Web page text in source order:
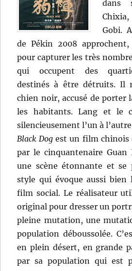
dans
Chixia,
Gobi.
de Pékin 2008
pour capturer les très
qui occupent des
destinés à être détruits. Il
chien noir, accusé de porter
les habitants. Lang et le
silencieusement l’un à
Black Dog est un film chinois
par le cinquantenaire
une scène étonnante et se
style qui évoque aussi bien
film social. Le réalisateur
original pour dresser un
pleine mutation, une
population déboussolée.
en plein désert, en grande
par sa population qui est